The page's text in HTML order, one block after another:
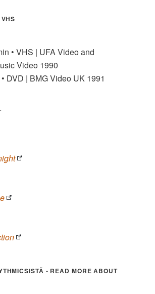
• VHS | UFA Video and
Video 1990
• DVD | BMG Video UK 1991
• READ MORE ABOUT